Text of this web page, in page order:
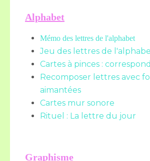
Alphabet
Mémo des lettres de l'alphabet
Jeu des lettres de
Cartes à pinces :
Recomposer lettres avec
aimantées
Cartes mur sonore
Rituel : La lettre du jour
Graphisme